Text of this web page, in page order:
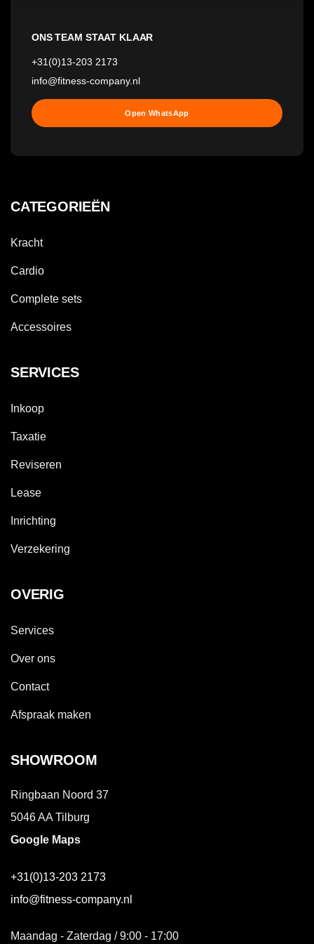
ONS TEAM STAAT KLAAR
+31(0)13-203 2173
info@fitness-company.nl
Open WhatsApp
CATEGORIEËN
Kracht
Cardio
Complete sets
Accessoires
SERVICES
Inkoop
Taxatie
Reviseren
Lease
Inrichting
Verzekering
OVERIG
Services
Over ons
Contact
Afspraak maken
SHOWROOM
Ringbaan Noord 37
5046 AA Tilburg
Google Maps
+31(0)13-203 2173
info@fitness-company.nl
Maandag - Zaterdag / 9:00 - 17:00